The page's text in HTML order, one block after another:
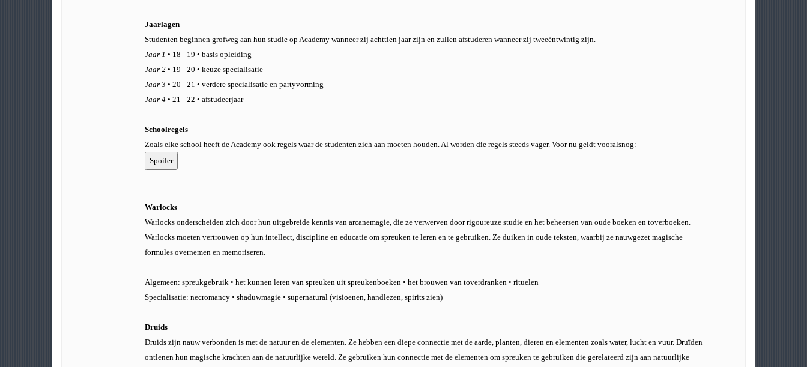
Jaarlagen
Studenten beginnen grofweg aan hun studie op Academy wanneer zij achttien jaar zijn en zullen afstuderen wanneer zij tweeëntwintig zijn.
Jaar 1 • 18 - 19 • basis opleiding
Jaar 2 • 19 - 20 • keuze specialisatie
Jaar 3 • 20 - 21 • verdere specialisatie en partyvorming
Jaar 4 • 21 - 22 • afstudeerjaar
Schoolregels
Zoals elke school heeft de Academy ook regels waar de studenten zich aan moeten houden. Al worden die regels steeds vager. Voor nu geldt vooralsnog:
Warlocks
Warlocks onderscheiden zich door hun uitgebreide kennis van arcanemagie, die ze verwerven door rigoureuze studie en het beheersen van oude boeken en toverboeken.
Warlocks moeten vertrouwen op hun intellect, discipline en educatie om spreuken te leren en te gebruiken. Ze duiken in oude teksten, waarbij ze nauwgezet magische
formules overnemen en memoriseren.
Algemeen: spreukgebruik • het kunnen leren van spreuken uit spreukenboeken • het brouwen van toverdranken • rituelen
Specialisatie: necromancy • shaduwmagie • supernatural (visioenen, handlezen, spirits zien)
Druids
Druids zijn nauw verbonden is met de natuur en de elementen. Ze hebben een diepe connectie met de aarde, planten, dieren en elementen zoals water, lucht en vuur. Druïden
ontlenen hun magische krachten aan de natuurlijke wereld. Ze gebruiken hun connectie met de elementen om spreuken te gebruiken die gerelateerd zijn aan natuurlijke